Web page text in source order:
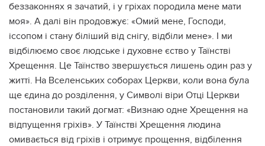
беззаконнях я зачатий, і у гріхах породила мене мати
моя». А далі він продовжує: «Омий мене, Господи,
іссопом і стану біліший від снігу, відбіли мене». І ми
відбілюємо своє людське і духовне єство у Таїнстві
Хрещення. Це Таїнство звершується лишень один раз у
житті. На Вселенських соборах Церкви, коли вона була
ще єдина до розділення, у Символі віри Отці Церкви
постановили такий догмат: «Визнаю одне Хрещення на
відпущення гріхів». У Таїнстві Хрещення людина
омивається від гріхів і отримує прощення, відбілення